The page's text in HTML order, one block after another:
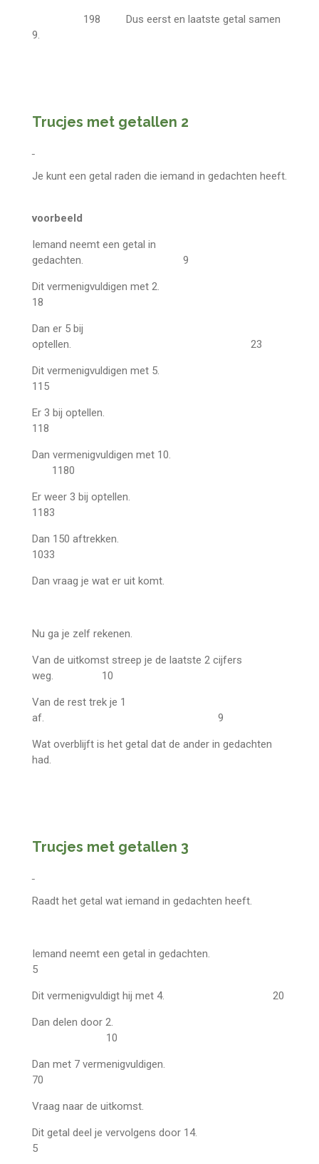
198 Dus eerst en laatste getal samen
9.
Trucjes met getallen 2
Je kunt een getal raden die iemand in gedachten heeft.
voorbeeld
Iemand neemt een getal in
gedachten. 9
Dit vermenigvuldigen met 2.
18
Dan er 5 bij
optellen. 23
Dit vermenigvuldigen met 5.
115
Er 3 bij optellen.
118
Dan vermenigvuldigen met 10.
1180
Er weer 3 bij optellen.
1183
Dan 150 aftrekken.
1033
Dan vraag je wat er uit komt.
Nu ga je zelf rekenen.
Van de uitkomst streep je de laatste 2 cijfers
weg. 10
Van de rest trek je 1
af. 9
Wat overblijft is het getal dat de ander in gedachten
had.
Trucjes met getallen 3
Raadt het getal wat iemand in gedachten heeft.
Iemand neemt een getal in gedachten.
5
Dit vermenigvuldigt hij met 4. 20
Dan delen door 2.
10
Dan met 7 vermenigvuldigen.
70
Vraag naar de uitkomst.
Dit getal deel je vervolgens door 14.
5